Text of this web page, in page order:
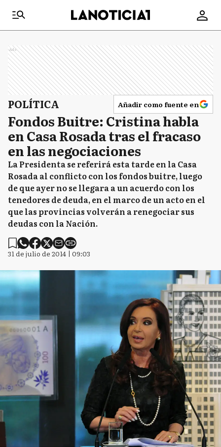
Ads
POLÍTICA Añadir como fuente en
Fondos Buitre: Cristina habla
en Casa Rosada tras el fracaso
en las negociaciones
La Presidenta se referirá esta tarde en la Casa
Rosada al conflicto con los fondos buitre, luego
de que ayer no se llegara a un acuerdo con los
tenedores de deuda, en el marco de un acto en el
que las provincias volverán a renegociar sus
deudas con la Nación.
31 de julio de 2014 | 09:03